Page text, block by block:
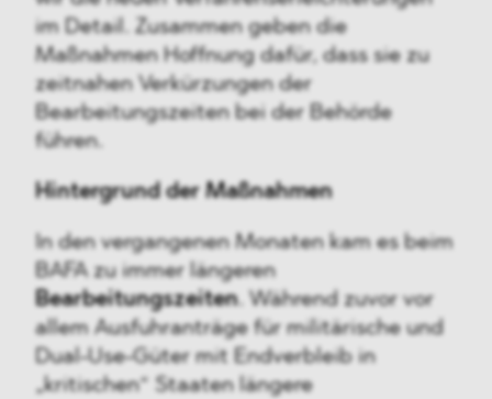
im Detail. Zusammen geben die
Maßnahmen Hoffnung dafür, dass sie zu
zeitnahen Verkürzungen der
Bearbeitungszeiten bei der Behörde
führen.
Hintergrund der Maßnahmen
In den vergangenen Monaten kam es beim
BAFA zu immer längeren
Bearbeitungszeiten. Während zuvor vor
allem Ausfuhranträge für militärische und
Dual-Use-Güter mit Endverbleib in
„kritischen“ Staaten längere